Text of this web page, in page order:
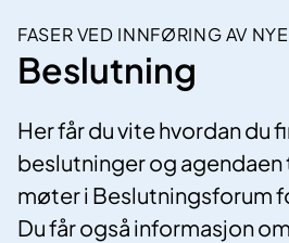
FASER VED INNFØRING AV
Beslutning
Her får du vite hvordan du
beslutninger og
møter i Beslutningsforum
Du får også informasjon